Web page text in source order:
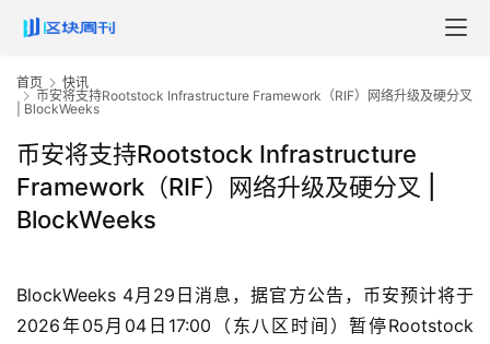
首页
快讯
币安将支持Rootstock Infrastructure Framework（RIF）网络升级及硬分叉
| BlockWeeks
币安将支持Rootstock Infrastructure
Framework（RIF）网络升级及硬分叉 |
BlockWeeks
BlockWeeks 4月29日消息，据官方公告，币安预计将于
2026年05月04日17:00（东八区时间）暂停Rootstock